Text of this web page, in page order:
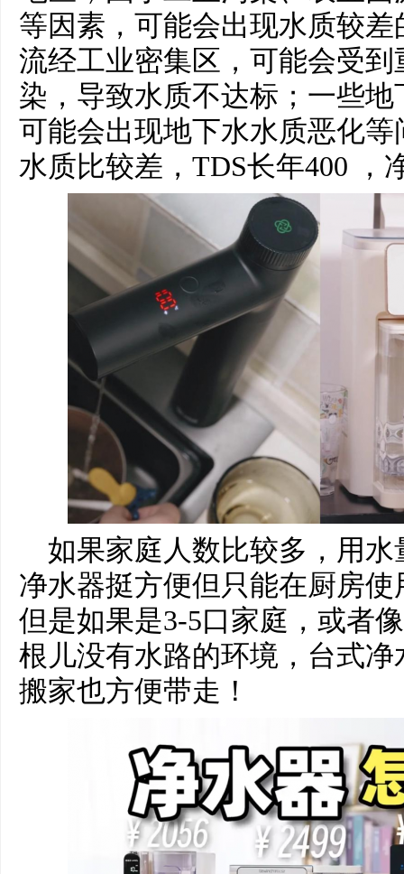
等因素，可能会出现水质较
流经工业密集区，可能会受
染，导致水质不达标；一些
可能会出现地下水水质恶化
水质比较差，TDS长年400 ，
如果家庭人数比较多，用
净水器挺方便但只能在厨房
但是如果是3-5口家庭，或者
根儿没有水路的环境，台式
搬家也方便带走！